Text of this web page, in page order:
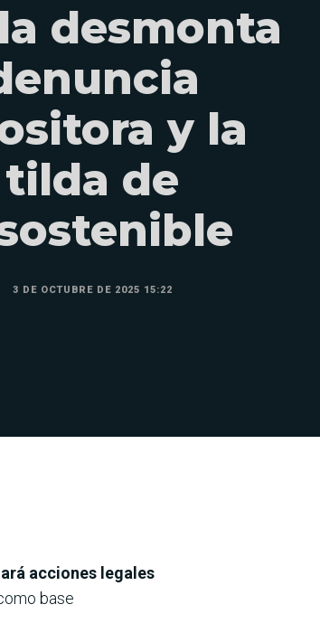
desmonta
y la
tilda de
3 DE OCTUBRE DE 2025 15:22
acciones legales
base